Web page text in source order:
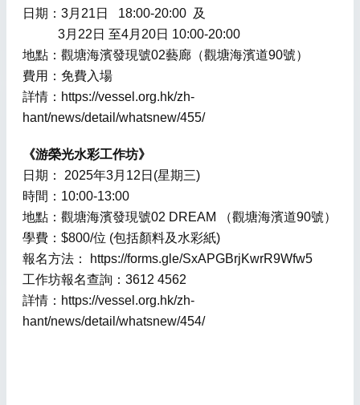
日期：3月21日 18:00-20:00 及
3月22日 至4月20日 10:00-20:00
地點：觀塘海濱發現號02藝廊（觀塘海濱道90號）
費用：免費入場
詳情：https://vessel.org.hk/zh-
hant/news/detail/whatsnew/455/
《游榮光水彩工作坊》
日期： 2025年3月12日(星期三)
時間：10:00-13:00
地點：觀塘海濱發現號02 DREAM （觀塘海濱道90號）
學費：$800/位 (包括顏料及水彩紙)
報名方法： https://forms.gle/SxAPGBrjKwrR9Wfw5
工作坊報名查詢：3612 4562
詳情：https://vessel.org.hk/zh-
hant/news/detail/whatsnew/454/